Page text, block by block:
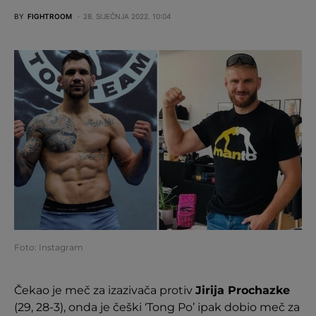
BY FIGHTROOM 28. SIJEČNJA 2022. 10:04
Foto: Instagram
Čekao je meč za izazivača protiv Jirija Prochazke
(29, 28-3), onda je češki ‘Tong Po’ ipak dobio meč za